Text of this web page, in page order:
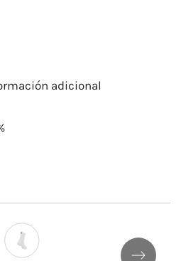
adicional